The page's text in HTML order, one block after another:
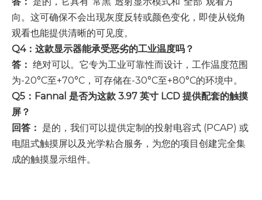
向。这可确保不会出现灰度反转或颜色变化，即使从锐角
观看也能提供清晰的可见度。
Q4：这款显示器能承受恶劣的工业温度吗？
答： 绝对可以。它专为工业可靠性而设计，工作温度范围
为-20°C至+70°C，可存储在-30°C至+80°C的环境中。
Q5：Fannal 是否为这款 3.97 英寸 LCD 提供配套的触摸
屏？
回答： 是的，我们可以提供定制的投射电容式 (PCAP) 或
电阻式触摸屏以及光学粘合服务，为您的项目创建完全集
成的触摸显示组件。